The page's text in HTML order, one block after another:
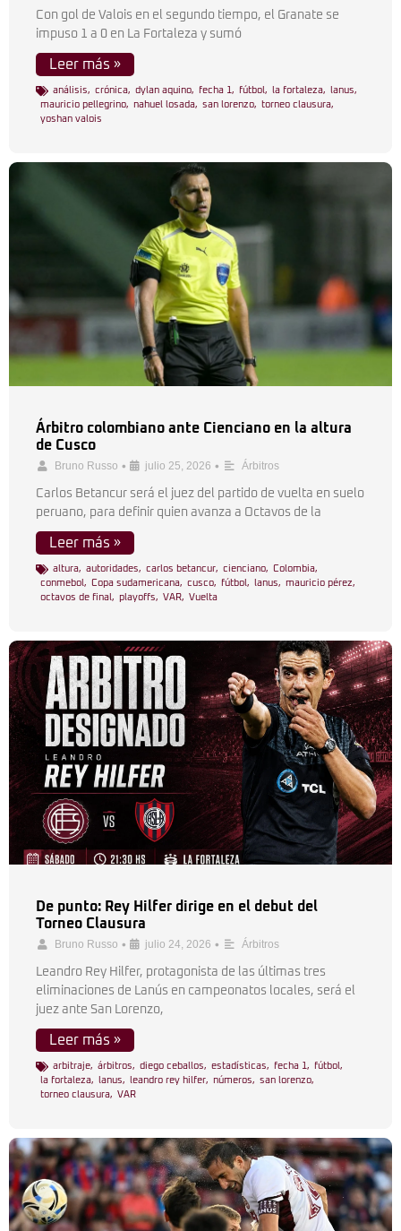
Con gol de Valois en el segundo tiempo, el Granate se
impuso 1 a 0 en La Fortaleza y sumó
Leer más »
análisis, crónica, dylan aquino, fecha 1 , fútbol , la fortaleza, lanus,
mauricio pellegrino, nahuel losada, san lorenzo, torneo clausura,
yoshan valois
Árbitro colombiano ante Cienciano en la altura
de Cusco
Bruno Russo • julio 25, 2026 • Árbitros
Carlos Betancur será el juez del partido de vuelta en suelo
peruano, para definir quien avanza a Octavos de la
Leer más »
altura, autoridades, carlos betancur, cienciano, Colombia,
conmebol , Copa sudamericana, cusco, fútbol , lanus, mauricio pérez,
octavos de final , playoffs, VAR, Vuelta
De punto: Rey Hilfer dirige en el debut del
Torneo Clausura
Bruno Russo • julio 24, 2026 • Árbitros
Leandro Rey Hilfer, protagonista de las últimas tres
eliminaciones de Lanús en campeonatos locales, será el
juez ante San Lorenzo,
Leer más »
arbitraje, árbitros, diego ceballos, estadísticas, fecha 1 , fútbol ,
la fortaleza, lanus, leandro rey hilfer, números, san lorenzo,
torneo clausura, VAR